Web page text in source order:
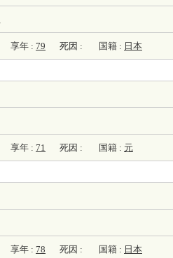
享年 : 79 死因 : 国籍 : 日本
享年 : 71 死因 : 国籍 : 元
享年 : 78 死因 : 国籍 : 日本